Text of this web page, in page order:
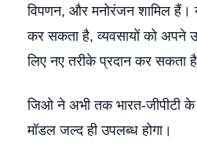
विपणन, और मनोरंजन शामिल हैं।
कर सकता है, व्यवसायों को अपने
लिए नए तरीके प्रदान कर सकता
जिओ ने अभी तक भारत-जीपीटी के
मॉडल जल्द ही उपलब्ध होगा।